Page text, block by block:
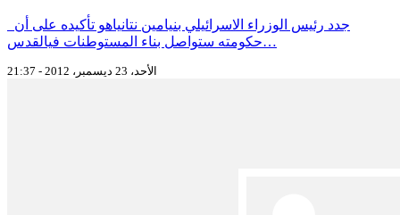
حكومته ستواصل بناء المستوطنات فيالقدس…
الأحد، 23 ديسمبر، 2012 - 21:37